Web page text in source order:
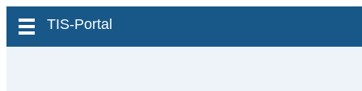
zum Inhalt wechseln
TIS-Portal